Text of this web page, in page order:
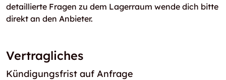
detaillierte Fragen zu dem Lagerraum wende dich bitte
direkt an den Anbieter.
Vertragliches
Kündigungsfrist auf Anfrage